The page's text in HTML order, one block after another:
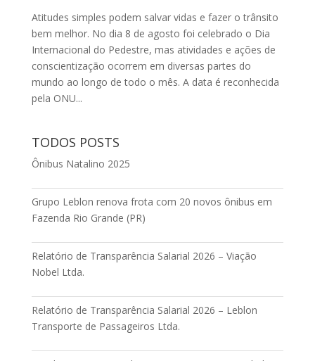
Atitudes simples podem salvar vidas e fazer o trânsito
bem melhor. No dia 8 de agosto foi celebrado o Dia
Internacional do Pedestre, mas atividades e ações de
conscientização ocorrem em diversas partes do
mundo ao longo de todo o mês. A data é reconhecida
pela ONU...
TODOS POSTS
Ônibus Natalino 2025
Grupo Leblon renova frota com 20 novos ônibus em
Fazenda Rio Grande (PR)
Relatório de Transparência Salarial 2026 – Viação
Nobel Ltda.
Relatório de Transparência Salarial 2026 – Leblon
Transporte de Passageiros Ltda.